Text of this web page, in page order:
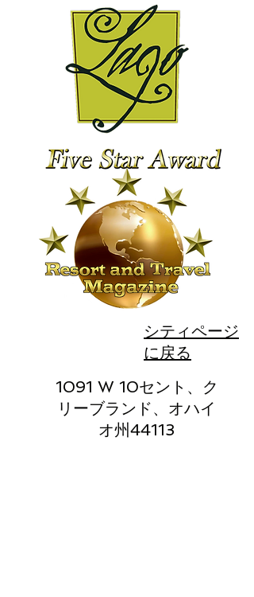
シティページ
に戻る
1091 W 10セント、ク
リーブランド、オハイ
オ州44113